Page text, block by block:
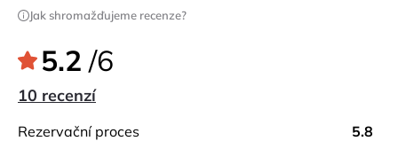
Jak shromažďujeme recenze?
5.2 /6
10 recenzí
rezervační proces
5.8